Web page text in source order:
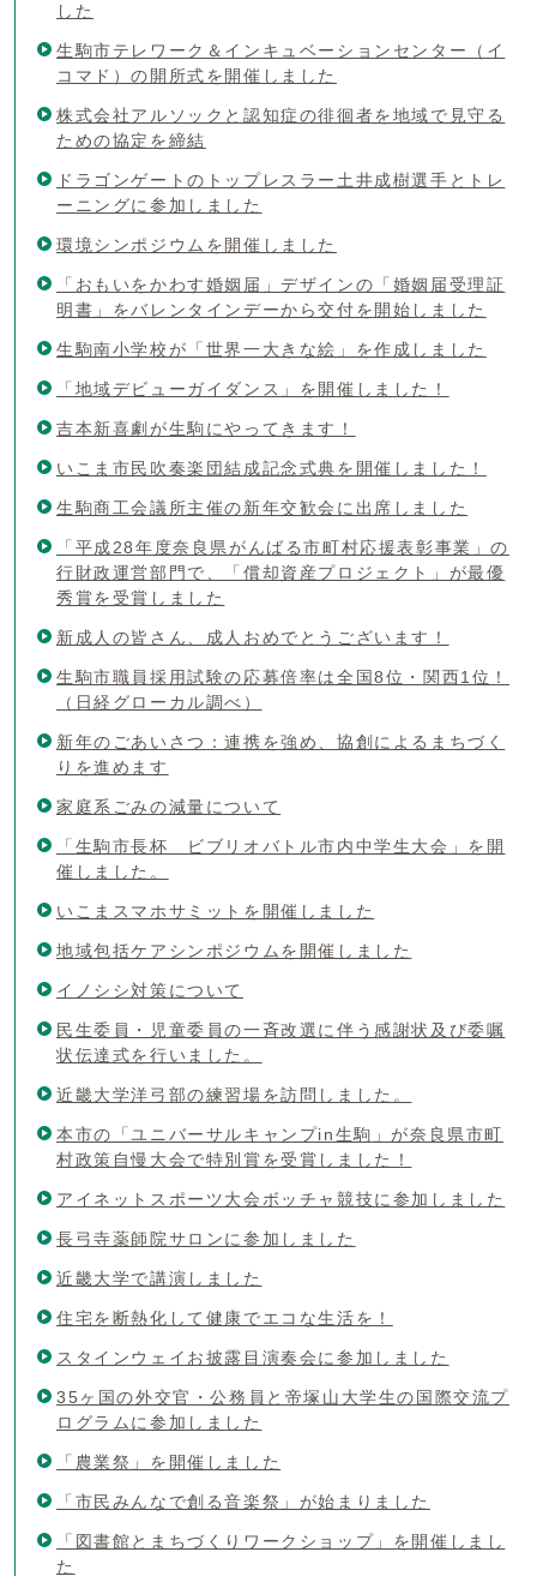
した
生駒市テレワーク＆インキュベーションセンター（イ
コマド）の開所式を開催しました
株式会社アルソックと認知症の徘徊者を地域で見守る
ための協定を締結
ドラゴンゲートのトップレスラー土井成樹選手とトレ
ーニングに参加しました
環境シンポジウムを開催しました
「おもいをかわす婚姻届」デザインの「婚姻届受理証
明書」をバレンタインデーから交付を開始しました
生駒南小学校が「世界一大きな絵」を作成しました
「地域デビューガイダンス」を開催しました！
吉本新喜劇が生駒にやってきます！
いこま市民吹奏楽団結成記念式典を開催しました！
生駒商工会議所主催の新年交歓会に出席しました
「平成28年度奈良県がんばる市町村応援表彰事業」の
行財政運営部門で、「償却資産プロジェクト」が最優
秀賞を受賞しました
新成人の皆さん、成人おめでとうございます！
生駒市職員採用試験の応募倍率は全国8位・関西1位！
（日経グローカル調べ）
新年のごあいさつ：連携を強め、協創によるまちづく
りを進めます
家庭系ごみの減量について
「生駒市長杯 ビブリオバトル市内中学生大会」を開
催しました。
いこまスマホサミットを開催しました
地域包括ケアシンポジウムを開催しました
イノシシ対策について
民生委員・児童委員の一斉改選に伴う感謝状及び委嘱
状伝達式を行いました。
近畿大学洋弓部の練習場を訪問しました。
本市の「ユニバーサルキャンプin生駒」が奈良県市町
村政策自慢大会で特別賞を受賞しました！
アイネットスポーツ大会ボッチャ競技に参加しました
長弓寺薬師院サロンに参加しました
近畿大学で講演しました
住宅を断熱化して健康でエコな生活を！
スタインウェイお披露目演奏会に参加しました
35ヶ国の外交官・公務員と帝塚山大学生の国際交流プ
ログラムに参加しました
「農業祭」を開催しました
「市民みんなで創る音楽祭」が始まりました
「図書館とまちづくりワークショップ」を開催しまし
た